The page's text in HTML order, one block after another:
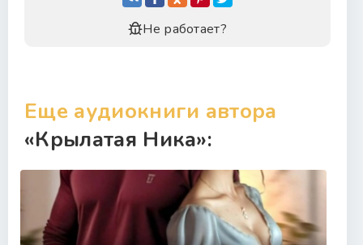
Не работает?
Еще аудиокниги автора
«Крылатая Ника»: